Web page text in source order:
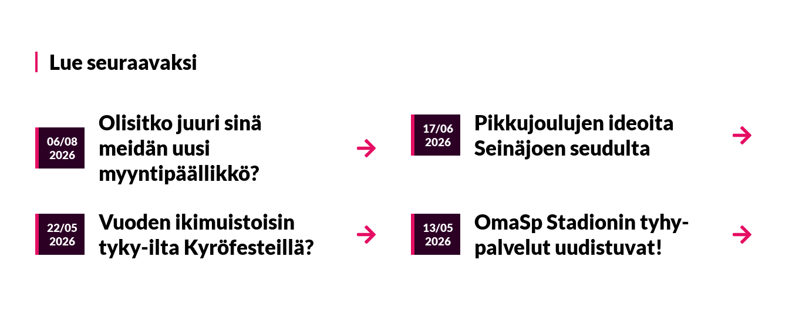
Lue seuraavaksi
06/08
2026
Olisitko juuri sinä
meidän uusi
myyntipäällikkö?
17/06
2026
Pikkujoulujen ideoita
Seinäjoen seudulta
22/05
2026
Vuoden ikimuistoisin
tyky-ilta Kyröfesteillä?
13/05
2026
OmaSp Stadionin tyhy-
palvelut uudistuvat!